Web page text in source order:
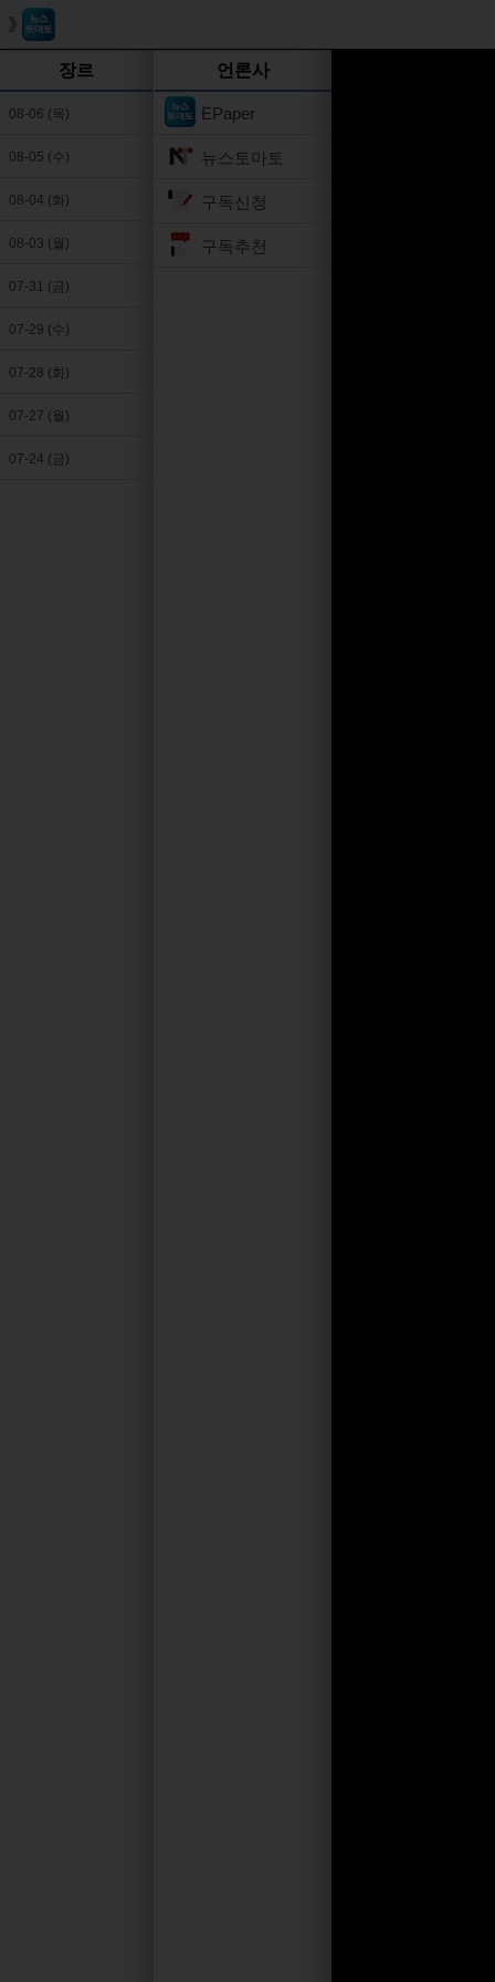
장르
08-06 (목)
08-05 (수)
08-04 (화)
08-03 (월)
07-31 (금)
07-29 (수)
07-28 (화)
07-27 (월)
07-24 (금)
언론사
EPaper
뉴스토마토
구독신청
구독추천